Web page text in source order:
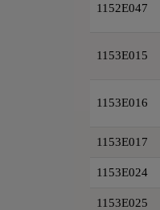
1152E047
1153E015
1153E016
1153E017
1153E024
1153E025